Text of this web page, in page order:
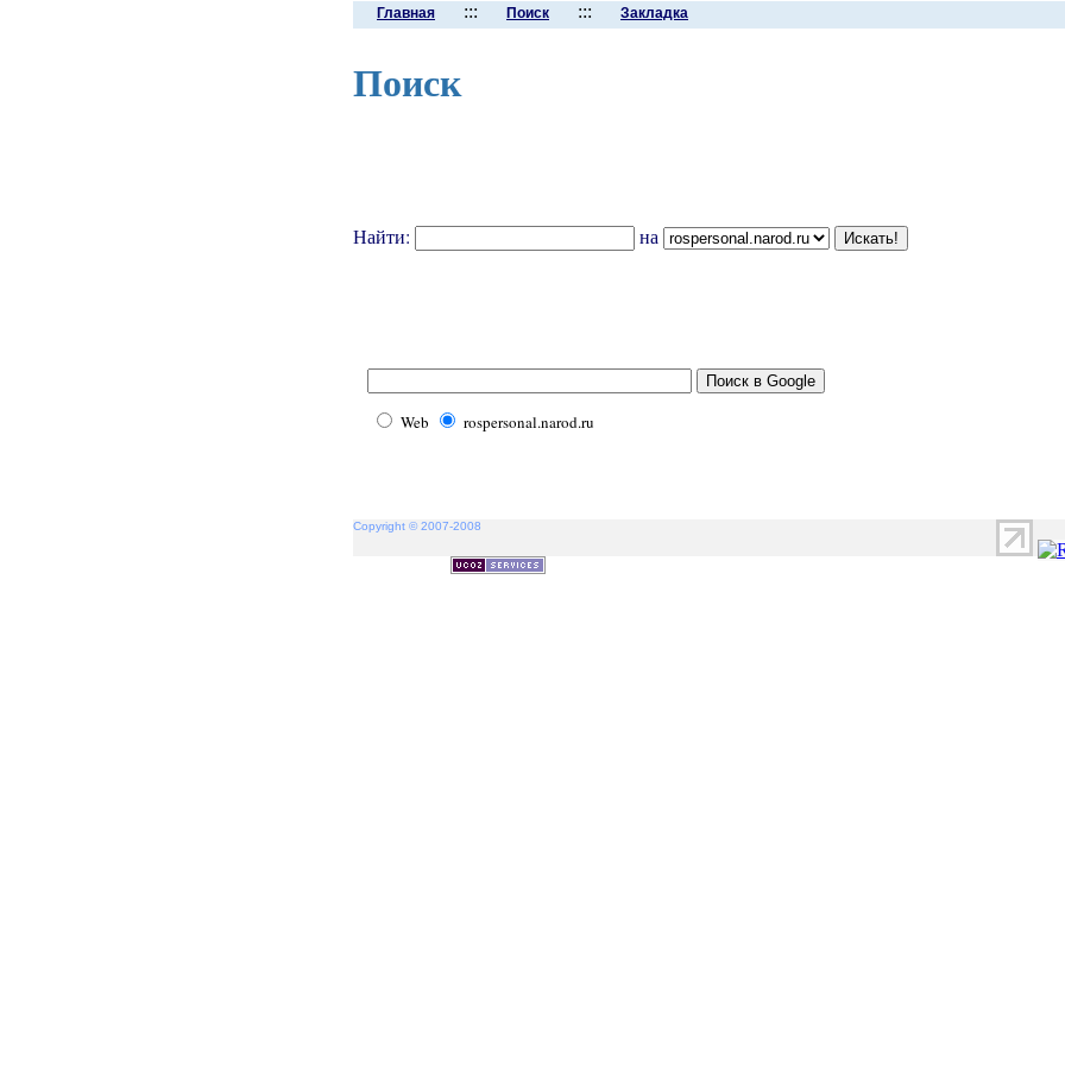
Главная ::: Поиск ::: Закладка
Поиск
Найти: на
Web rospersonal.narod.ru
Copyright © 2007-2008